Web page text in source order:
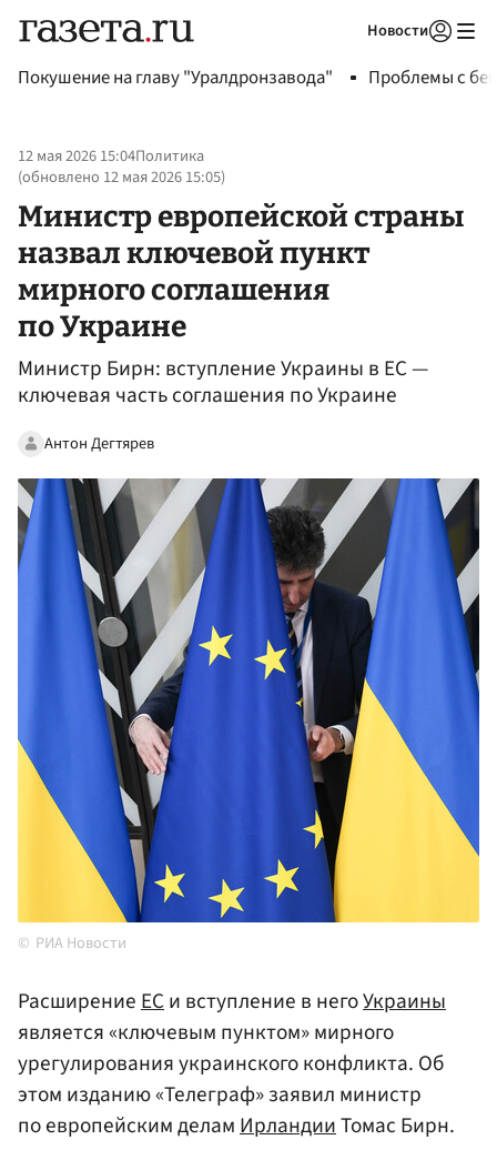
Новости
Покушение на главу "Уралдронзавода" Проблемы с
12 мая 2026 15:04Политика
(обновлено 12 мая 2026 15:05)
Министр европейской страны
назвал ключевой пункт
мирного соглашения
по Украине
Министр Бирн: вступление Украины в ЕС —
ключевая часть соглашения по Украине
Антон Дегтярев
РИА Новости
РасширениеЕСи вступление в негоУкраины
является «ключевым пунктом» мирного
урегулирования украинского конфликта. Об
этом изданию «Телеграф» заявил министр
по европейским деламИрландииТомас Бирн.